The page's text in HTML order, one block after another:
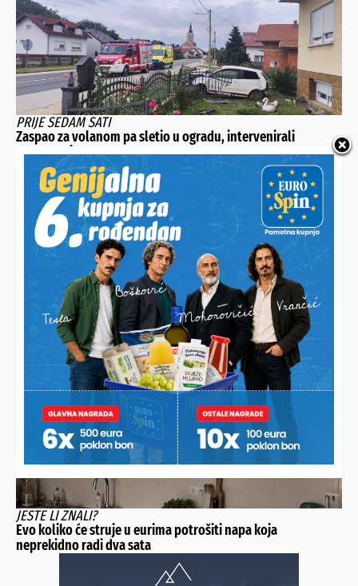
PRIJE SEDAM SATI
Zaspao za volanom pa sletio u ogradu, intervenirali
vatrogasci
TEŠKA NESREĆA U ŽELJEZNIČKOM PROMETU KOD KRIŽEVACA
Pet osoba teško stradalo, 12 lakše ozlijeđenih, intervenirao i
helikopter Hitne pomoći
JESTE LI ZNALI?
Evo koliko će struje u eurima potrošiti napa koja
neprekidno radi dva sata